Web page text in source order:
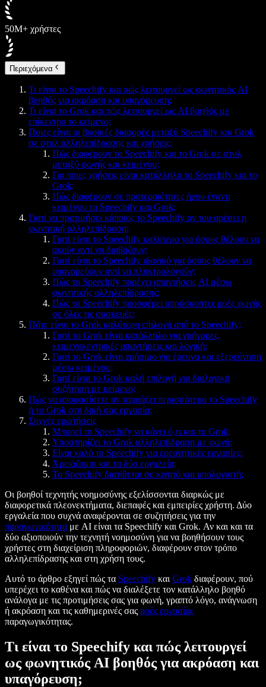
50M+ χρήστες
Περιεχόμενα
Τι είναι το Speechify και πώς λειτουργεί ως φωνητικός AI
βοηθός για ακρόαση και υπαγόρευση;
Τι είναι το Grok και πώς λειτουργεί ως AI βοηθός με
επίκεντρο το κείμενο;
Ποιες είναι οι βασικές διαφορές μεταξύ Speechify και Grok
σε στυλ αλληλεπίδρασης και χρήσεις;
Πώς διαφέρουν το Speechify και το Grok σε στυλ
μεταξύ φωνής και κειμένου;
Για ποιες χρήσεις είναι κατάλληλα το Speechify και το
Grok;
Πώς διαφέρουν σε προτεραιότητες ήχου έναντι
κειμένου τα Speechify και Grok;
Γιατί να προτιμήσει κάποιος το Speechify αν του αρέσει η
φωνητική αλληλεπίδραση;
Γιατί είναι το Speechify καλύτερο για όσους θέλουν να
ακούν αντί να διαβάζουν;
Γιατί είναι το Speechify ιδανικό για όσους θέλουν να
υπαγορεύουν αντί να πληκτρολογούν;
Πώς το Speechify παρέχει απαντήσεις AI μέσω
φωνητικής αλληλεπίδρασης;
Πώς το Speechify προσφέρει απρόσκοπτες ροές φωνής
σε όλες τις συσκευές;
Πότε είναι το Grok καλύτερη επιλογή από το Speechify;
Γιατί το Grok είναι κατάλληλο για γρήγορες,
κειμενοκεντρικές απαντήσεις και λογική;
Γιατί το Grok είναι χρήσιμο για έρευνα και εξερεύνηση
μέσω κειμένου;
Γιατί είναι το Grok καλή επιλογή για διαλογική
συζήτηση με κείμενο;
Πώς να αποφασίσετε αν ταιριάζει περισσότερο το Speechify
ή το Grok στη δική σας εργασία;
Συχνές ερωτήσεις
Μπορεί το Speechify να κάνει ό,τι και το Grok;
Υποστηρίζει το Grok αλληλεπίδραση με φωνή;
Είναι καλό το Speechify για ερευνητικές εργασίες;
Χρειάζομαι και τα δύο εργαλεία;
Το Speechify διατίθεται σε κινητό και υπολογιστή;
Οι βοηθοί τεχνητής νοημοσύνης εξελίσσονται διαρκώς με
διαφορετικά πλεονεκτήματα, διεπαφές και εμπειρίες χρήστη. Δύο
εργαλεία που συχνά αναφέρονται σε συζητήσεις για την
παραγωγικότητα με AI είναι τα Speechify και Grok. Αν και και τα
δύο αξιοποιούν την τεχνητή νοημοσύνη για να βοηθήσουν τους
χρήστες στη διαχείριση πληροφοριών, διαφέρουν στον τρόπο
αλληλεπίδρασης και στη χρήση τους.
Αυτό το άρθρο εξηγεί πώς τα Speechify και Grok διαφέρουν, πού
υπερέχει το καθένα και πώς να διαλέξετε τον κατάλληλο βοηθό
ανάλογα με τις προτιμήσεις σας για φωνή, γραπτό λόγο, ανάγνωση
ή ακρόαση και τις καθημερινές σας ροές εργασίας
παραγωγικότητας.
Τι είναι το Speechify και πώς λειτουργεί
ως φωνητικός AI βοηθός για ακρόαση και
υπαγόρευση;